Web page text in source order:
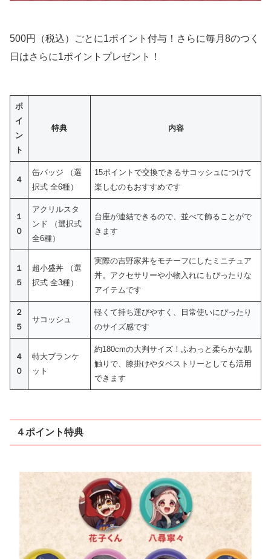
500円（税込）ごとに1ポイント付与！さらに毎月8のつく
日はさらに1ポイントプレゼント！
ポ
イ
ン
ト
特典 内容
４
缶バッジ （選
択式 全6種）
15ポイントで交換できるサコッシュにつけて
楽しむのもおすすめです
１
０
アクリルスタ
ンド （選択式
全6種）
台座が連結できるので、並べて飾ることがで
きます
１
５
超小盛丼 （選
択式 全3種）
実際の吉野家丼をモチーフにしたミニチュア
丼。アクセサリーや小物入れにもぴったりな
アイテムです
２
５
サコッシュ
軽くて持ち運びやすく、日常使いにぴったり
のサイズ感です
４
０
特大ブランケ
ット
約180cmの大判サイズ！ふわっと柔らかな肌
触りで、膝掛けやタペストリーとしても活用
できます
４ポイント特典